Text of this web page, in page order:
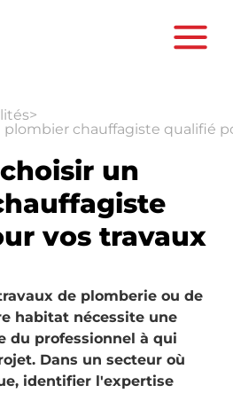
>
chauffagiste qualifié
un
vos travaux
de plomberie ou de
habitat nécessite une
du professionnel à qui
Dans un secteur où
identifier l'expertise